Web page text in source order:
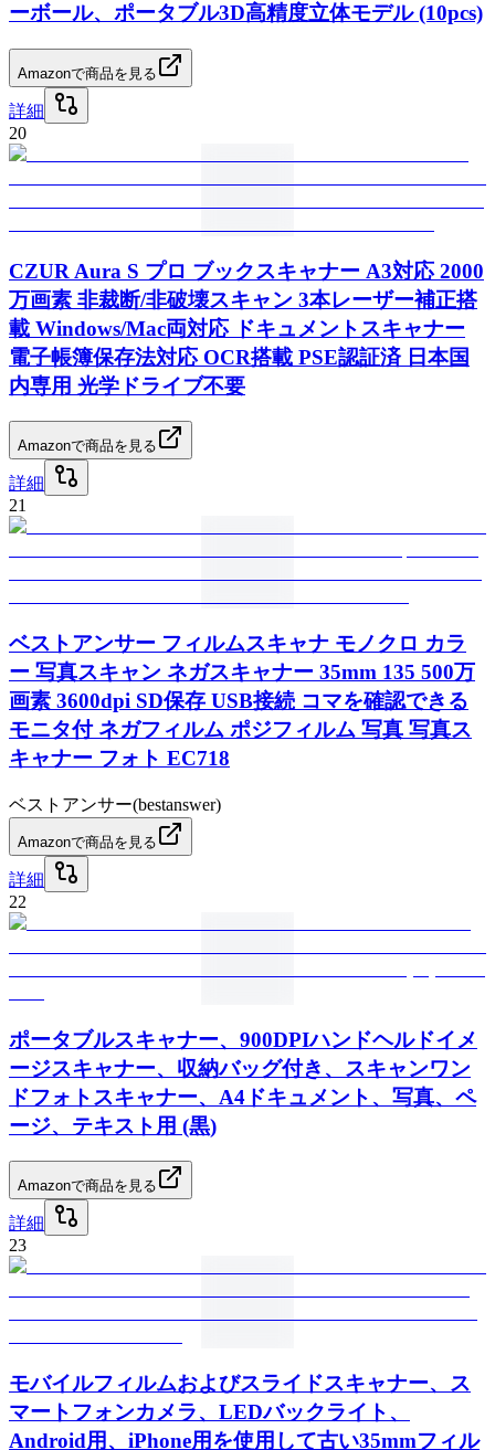
ーボール、ポータブル3D高精度立体モデル (10pcs)
Amazonで商品を見る
詳細
20
CZUR Aura S プロ ブックスキャナー A3対応 2000
万画素 非裁断/非破壊スキャン 3本レーザー補正搭
載 Windows/Mac両対応 ドキュメントスキャナー
電子帳簿保存法対応 OCR搭載 PSE認証済 日本国
内専用 光学ドライブ不要
Amazonで商品を見る
詳細
21
ベストアンサー フィルムスキャナ モノクロ カラ
ー 写真スキャン ネガスキャナー 35mm 135 500万
画素 3600dpi SD保存 USB接続 コマを確認できる
モニタ付 ネガフィルム ポジフィルム 写真 写真ス
キャナー フォト EC718
ベストアンサー(bestanswer)
Amazonで商品を見る
詳細
22
ポータブルスキャナー、900DPIハンドヘルドイメ
ージスキャナー、収納バッグ付き、スキャンワン
ドフォトスキャナー、A4ドキュメント、写真、ペ
ージ、テキスト用 (黒)
Amazonで商品を見る
詳細
23
モバイルフィルムおよびスライドスキャナー、ス
マートフォンカメラ、LEDバックライト、
Android用、iPhone用を使用して古い35mmフィル